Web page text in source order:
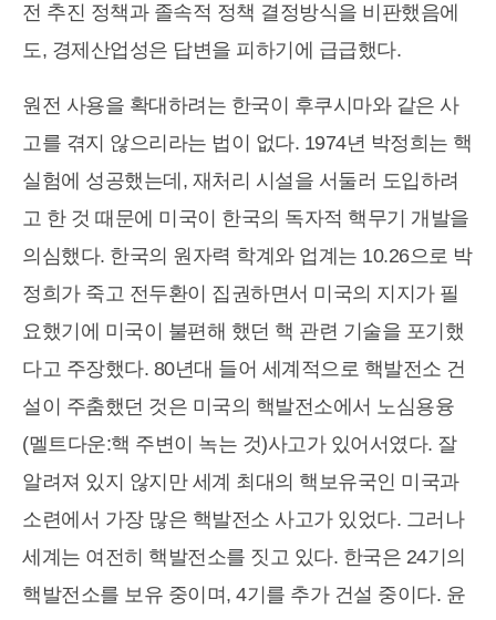
전 추진 정책과 졸속적 정책 결정방식을 비판했음에
도, 경제산업성은 답변을 피하기에 급급했다.
원전 사용을 확대하려는 한국이 후쿠시마와 같은 사
고를 겪지 않으리라는 법이 없다. 1974년 박정희는 핵
실험에 성공했는데, 재처리 시설을 서둘러 도입하려
고 한 것 때문에 미국이 한국의 독자적 핵무기 개발을
의심했다. 한국의 원자력 학계와 업계는 10.26으로 박
정희가 죽고 전두환이 집권하면서 미국의 지지가 필
요했기에 미국이 불편해 했던 핵 관련 기술을 포기했
다고 주장했다. 80년대 들어 세계적으로 핵발전소 건
설이 주춤했던 것은 미국의 핵발전소에서 노심용융
(멜트다운:핵 주변이 녹는 것)사고가 있어서였다. 잘
알려져 있지 않지만 세계 최대의 핵보유국인 미국과
소련에서 가장 많은 핵발전소 사고가 있었다. 그러나
세계는 여전히 핵발전소를 짓고 있다. 한국은 24기의
핵발전소를 보유 중이며, 4기를 추가 건설 중이다. 윤